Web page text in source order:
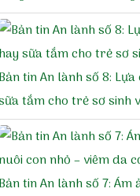
Bản tin An lành số 8:
tắm cho trẻ sơ sinh
Bản tin An lành số 7: